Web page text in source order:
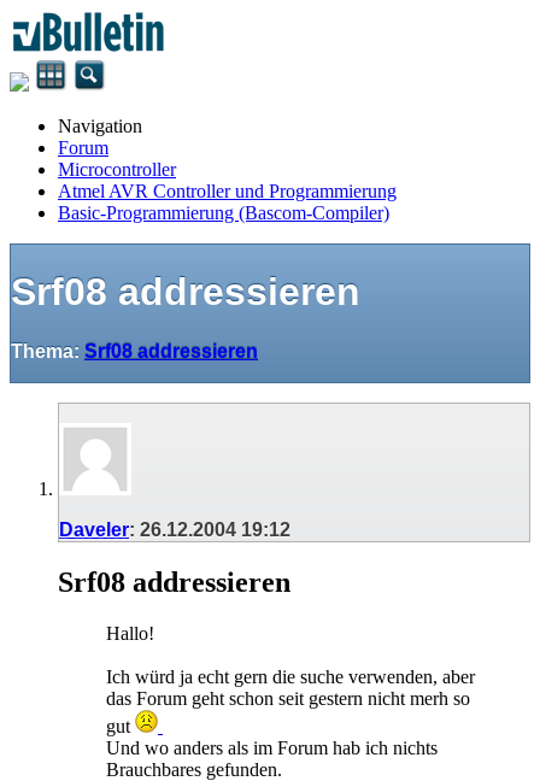
Navigation
Forum
Microcontroller
Atmel AVR Controller und Programmierung
Basic-Programmierung (Bascom-Compiler)
Srf08 addressieren
Thema: Srf08 addressieren
Daveler: 26.12.2004 19:12
Srf08 addressieren
Hallo!
Ich würd ja echt gern die suche verwenden, aber
das Forum geht schon seit gestern nicht merh so
gut
Und wo anders als im Forum hab ich nichts
Brauchbares gefunden.